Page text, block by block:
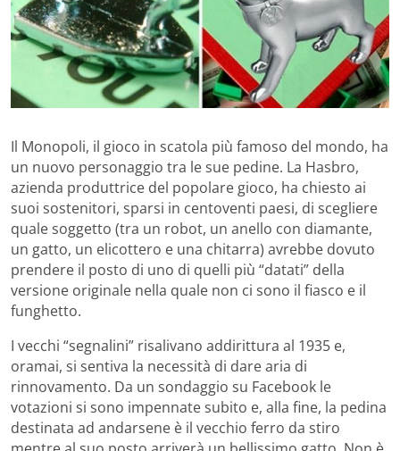
Il Monopoli, il gioco in scatola più famoso del mondo, ha
un nuovo personaggio tra le sue pedine. La Hasbro,
azienda produttrice del popolare gioco, ha chiesto ai
suoi sostenitori, sparsi in centoventi paesi, di scegliere
quale soggetto (tra un robot, un anello con diamante,
un gatto, un elicottero e una chitarra) avrebbe dovuto
prendere il posto di uno di quelli più “datati” della
versione originale nella quale non ci sono il fiasco e il
funghetto.
I vecchi “segnalini” risalivano addirittura al 1935 e,
oramai, si sentiva la necessità di dare aria di
rinnovamento. Da un sondaggio su Facebook le
votazioni si sono impennate subito e, alla fine, la pedina
destinata ad andarsene è il vecchio ferro da stiro